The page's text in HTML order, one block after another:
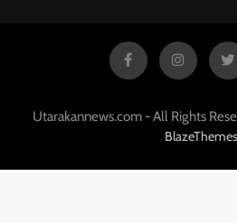
Utarakannews.com - All Rights
BlazeThemes